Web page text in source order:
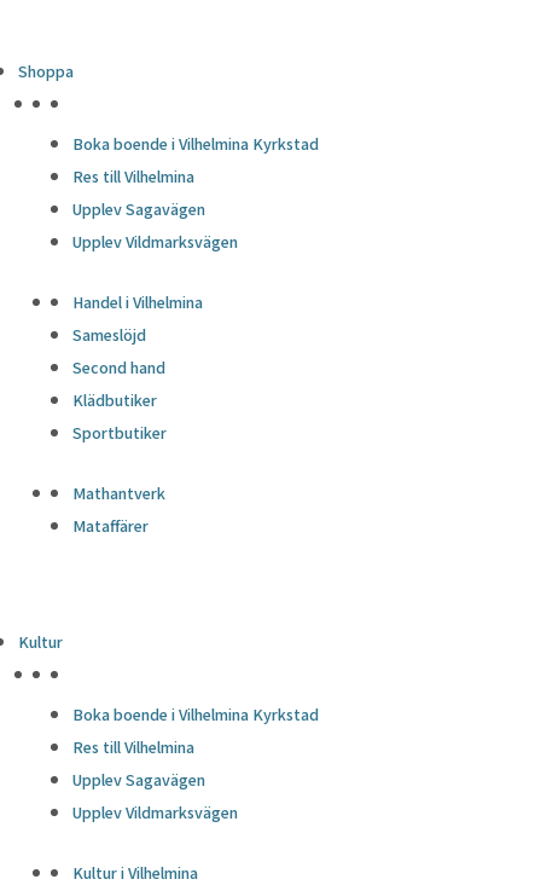
Shoppa
Boka boende i Vilhelmina Kyrkstad
Res till Vilhelmina
Upplev Sagavägen
Upplev Vildmarksvägen
Handel i Vilhelmina
Sameslöjd
Second hand
Klädbutiker
Sportbutiker
Mathantverk
Mataffärer
Kultur
Boka boende i Vilhelmina Kyrkstad
Res till Vilhelmina
Upplev Sagavägen
Upplev Vildmarksvägen
Kultur i Vilhelmina